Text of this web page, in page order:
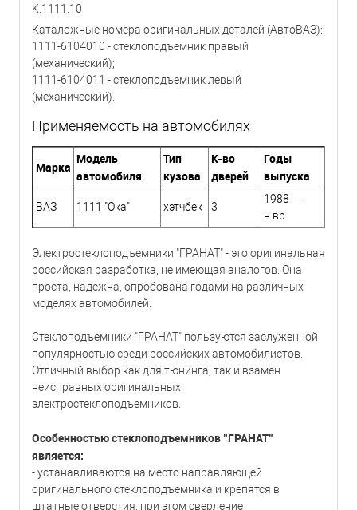
K.1111.10
Каталожные номера оригинальных деталей (АвтоВАЗ):
1111-6104010 - стеклоподъемник правый
(механический);
1111-6104011 - стеклоподъемник левый
(механический).
Применяемость на автомобилях
Марка
Модель
автомобиля
Тип
кузова
К-во
дверей
Годы
выпуска
ВАЗ 1111 "Ока" хэтчбек 3
1988 —
н.вр.
Электростеклоподъемники "ГРАНАТ" - это оригинальная
российская разработка, не имеющая аналогов. Она
проста, надежна, опробована годами на различных
моделях автомобилей.
Стеклоподъемники "ГРАНАТ" пользуются заслуженной
популярностью среди российских автомобилистов.
Отличный выбор как для тюнинга, так и взамен
неисправных оригинальных
электростеклоподъемников.
Особенностью стеклоподъемников "ГРАНАТ"
является:
- устанавливаются на место направляющей
оригинального стеклоподъемника и крепятся в
штатные отверстия, при этом сверление